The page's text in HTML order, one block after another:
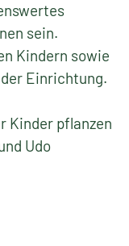
sein.
Kindern sowie
Einrichtung.
Kinder pflanzen
Udo